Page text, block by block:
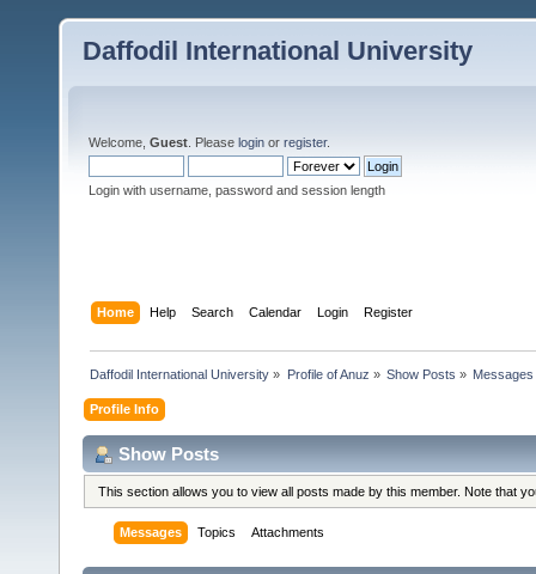
Daffodil International University
Welcome, Guest . Please login or register.
Login with username, password and session length
Home Help Search Calendar Login Register
Daffodil International University » Profile of Anuz » Show Posts » Messages
Profile Info
Show Posts
This section allows you to view all posts made by this member. Note that
Messages Topics Attachments